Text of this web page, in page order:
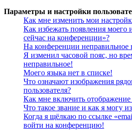
Параметры и настройки
Как мне изменить мои
Как избежать появления моего
сейчас на конференции»?
На конференции неправильное
Я изменил часовой пояс, но
неправильное!
Моего языка нет в списке!
Что означают изображения
пользователя?
Как мне включить отображение
Что такое звание и как я могу
Когда я щёлкаю по ссылке
войти на конференцию!